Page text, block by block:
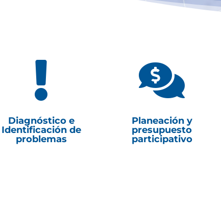

Diagnóstico e
Identificación de
problemas

Planeación y
presupuesto
participativo